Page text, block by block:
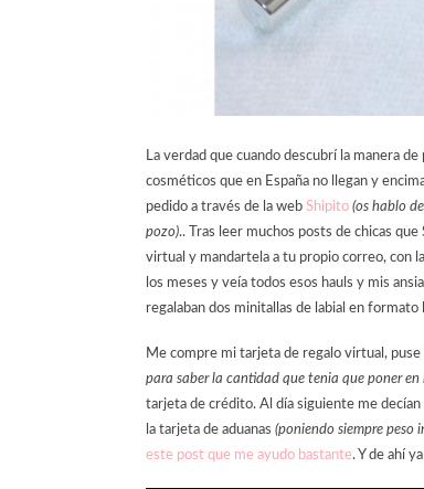
La verdad que cuando descubrí la manera
cosméticos que en España no llegan y
pedido a través de la web Shipito (os hablo
pozo).. Tras leer muchos posts de chicas
virtual y mandartela a tu propio correo, con
los meses y veía todos esos hauls y mis
regalaban dos minitallas de labial en
Me compre mi tarjeta de regalo virtual,
para saber la cantidad que tenia que poner
tarjeta de crédito. Al día siguiente me
la tarjeta de aduanas (poniendo siempre peso
este post que me ayudo bastante. Y de ahí